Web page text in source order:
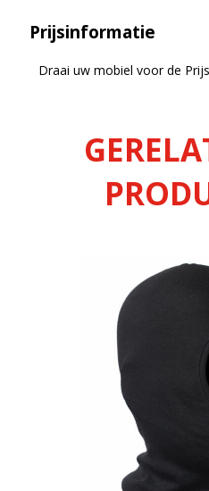
Prijsinformatie
Draai uw mobiel voor de